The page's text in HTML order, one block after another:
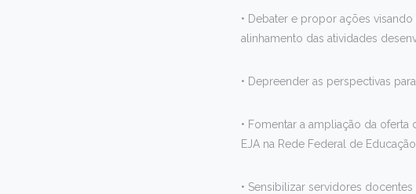
• Debater e propor ações
alinhamento das atividades
• Depreender as perspectivas
• Fomentar a ampliação da
EJA na Rede Federal de
• Sensibilizar servidores